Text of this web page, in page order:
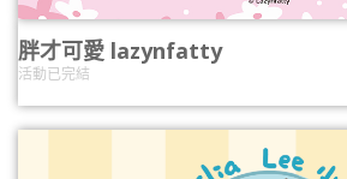
胖才可愛 lazynfatty
活動已完結